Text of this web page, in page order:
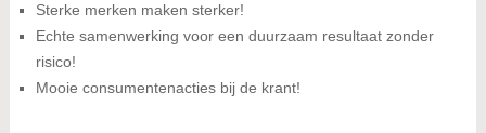
Sterke merken maken sterker!
Echte samenwerking voor een duurzaam resultaat zonder
risico!
Mooie consumentenacties bij de krant!